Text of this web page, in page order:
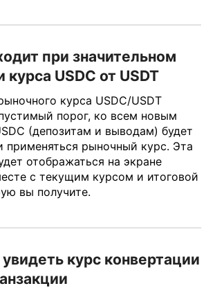
при значительном
курса USDC от USDT
курса USDC/USDT
порог, ко всем новым
(депозитам и выводам) будет
применяться рыночный курс. Эта
отображаться на экране
с текущим курсом и итоговой
вы получите.
курс конвертации